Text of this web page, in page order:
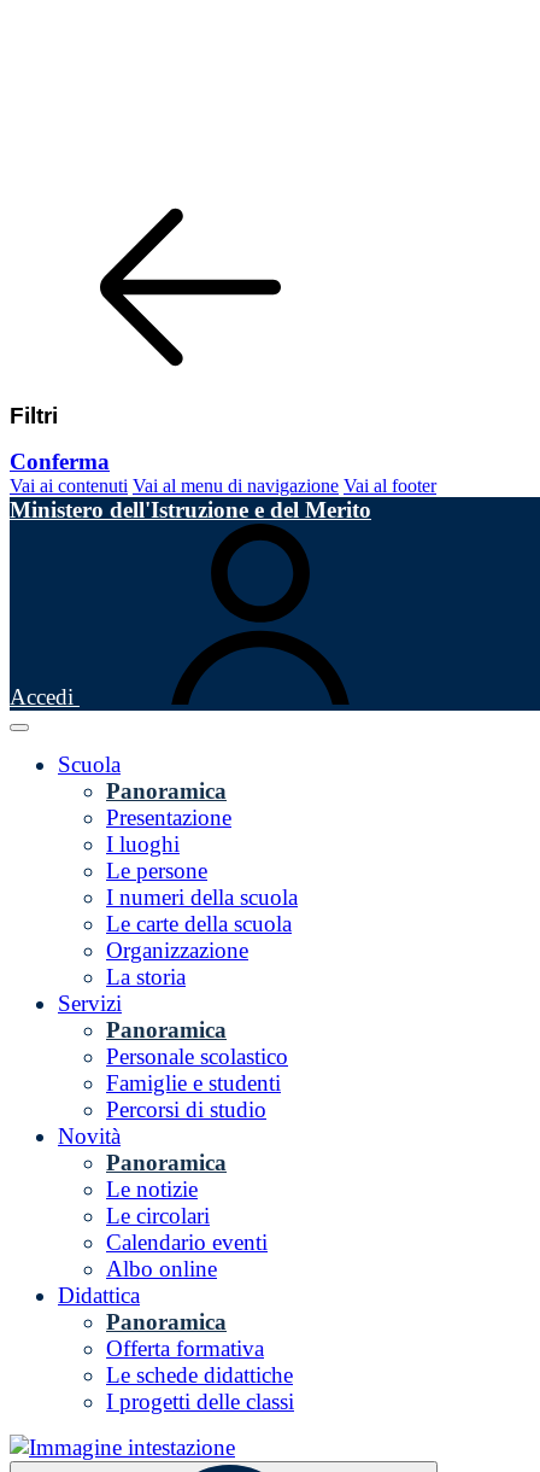
Filtri
Conferma
Vai ai contenuti Vai al menu di navigazione Vai al footer
Ministero dell'Istruzione e del Merito
Accedi
Scuola
Panoramica
Presentazione
I luoghi
Le persone
I numeri della scuola
Le carte della scuola
Organizzazione
La storia
Servizi
Panoramica
Personale scolastico
Famiglie e studenti
Percorsi di studio
Novità
Panoramica
Le notizie
Le circolari
Calendario eventi
Albo online
Didattica
Panoramica
Offerta formativa
Le schede didattiche
I progetti delle classi